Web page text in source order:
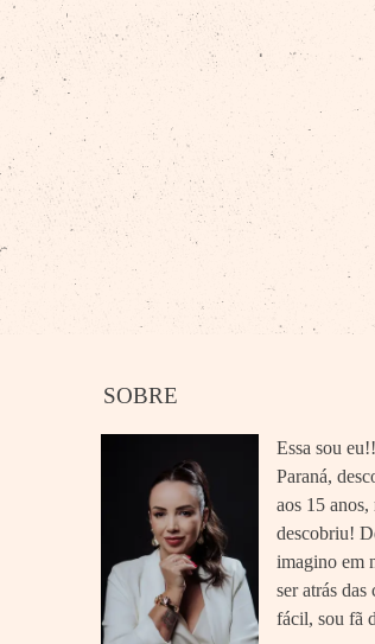
SOBRE
Essa sou
Paraná,
aos 15
descobriu!
imagino em
ser atrás
fácil, sou fã